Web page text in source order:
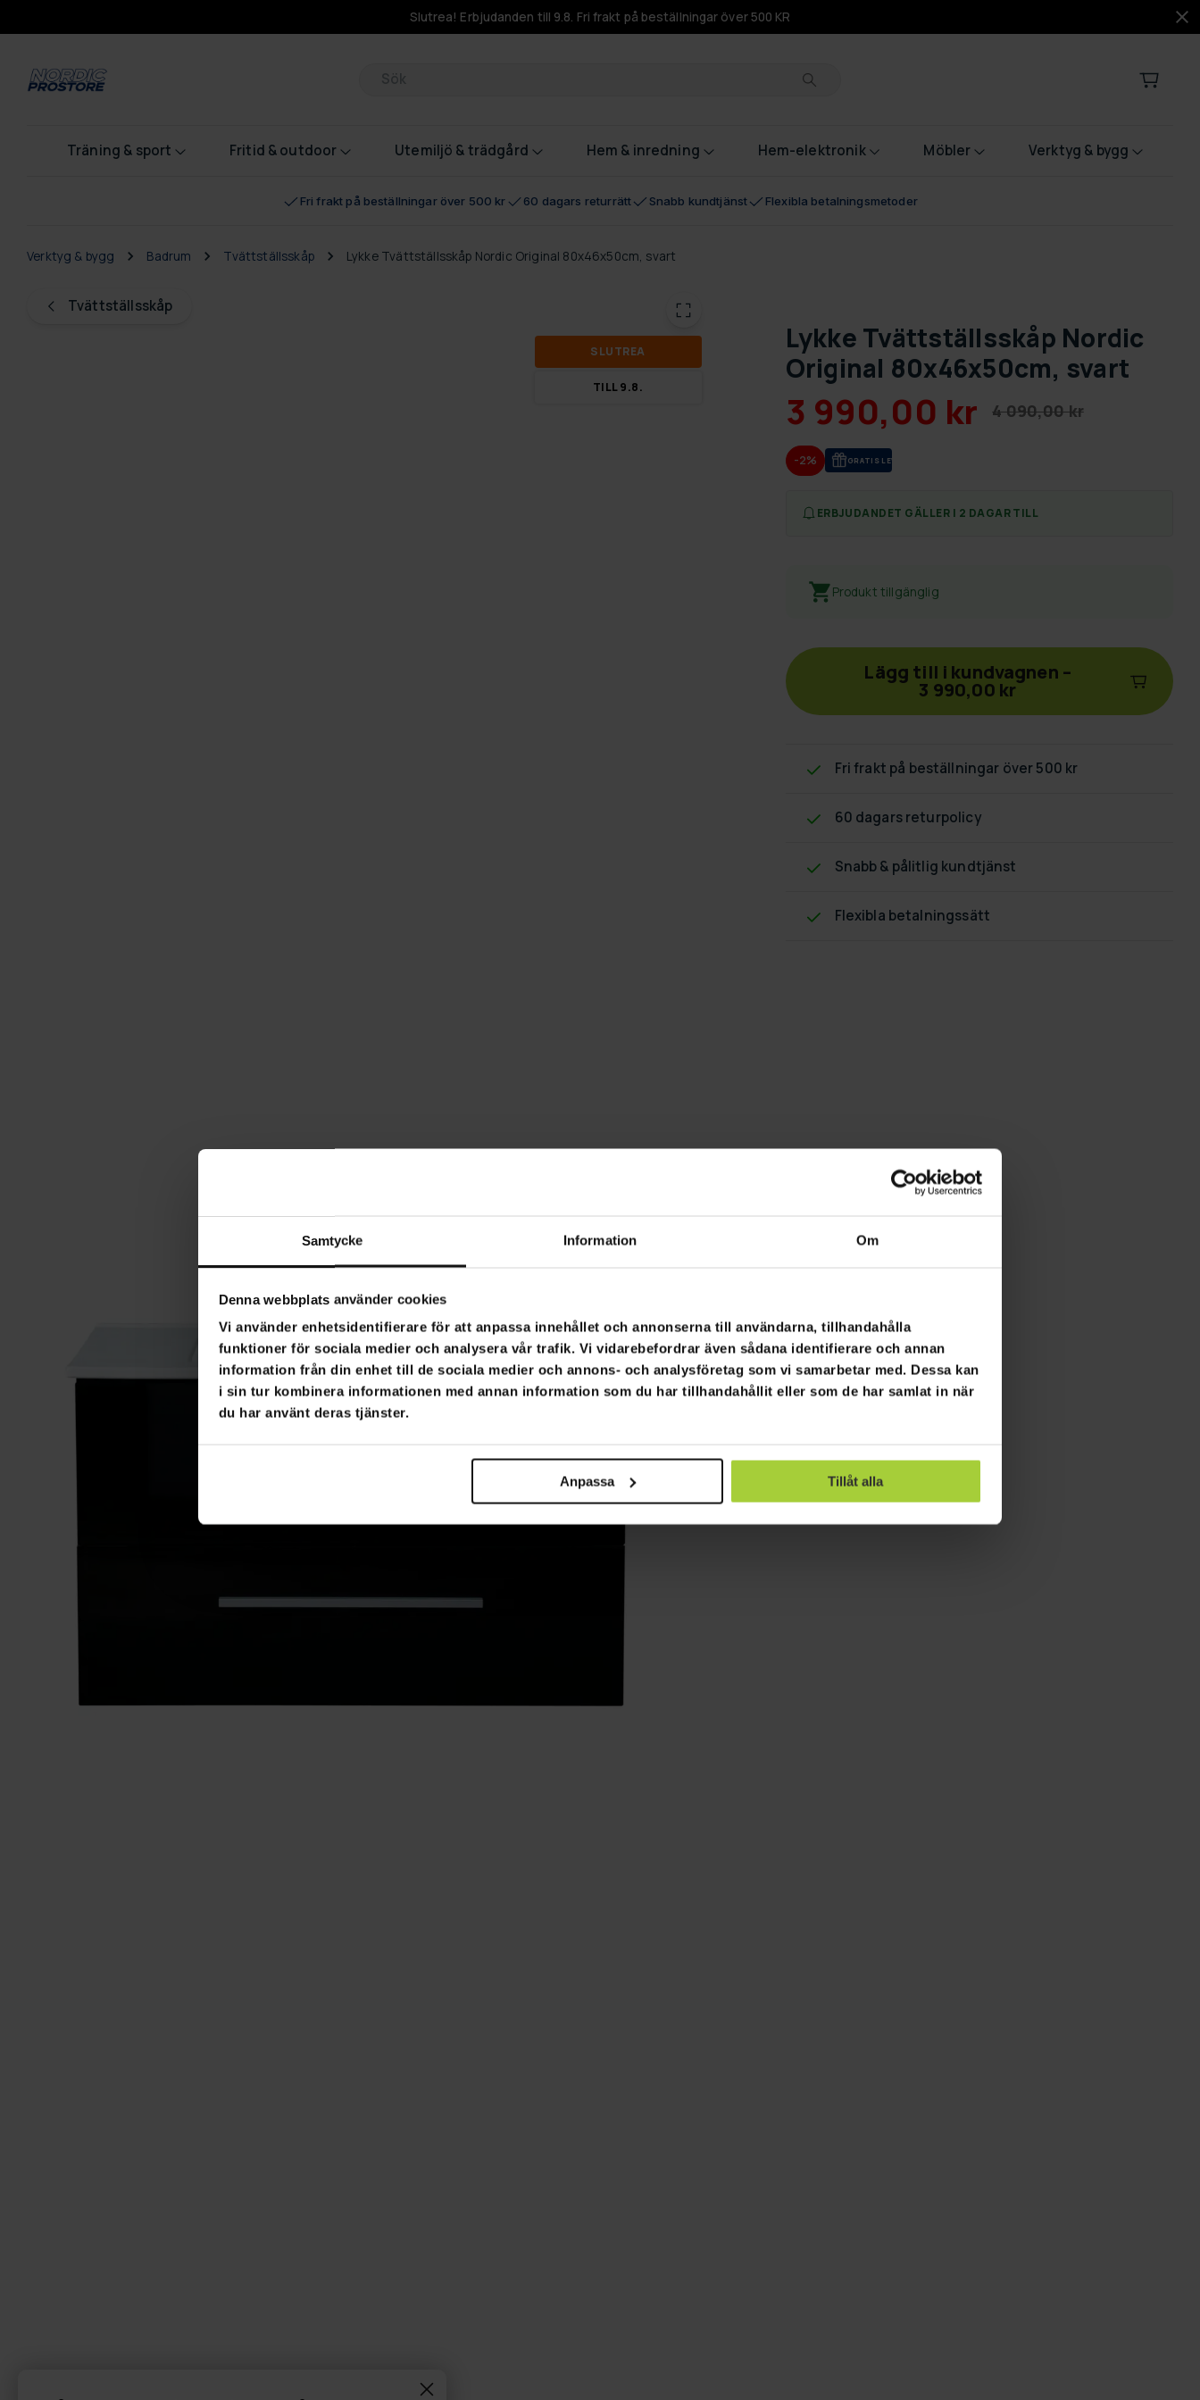
Samtycke Information Om
Denna webbplats använder cookies
Vi använder enhetsidentifierare för att anpassa innehållet och annonserna till användarna, tillhandahålla
funktioner för sociala medier och analysera vår trafik. Vi vidarebefordrar även sådana identifierare och annan
information från din enhet till de sociala medier och annons- och analysföretag som vi samarbetar med. Dessa kan
i sin tur kombinera informationen med annan information som du har tillhandahållit eller som de har samlat in när
du har använt deras tjänster.
Anpassa Tillåt alla
Slutrea! Erbjudanden till 9.8. Fri frakt på beställningar över 500 KR
Produkter
Träning & sport Fritid & outdoor Utemiljö & trädgård Hem & inredning Hem-elektronik Möbler Verktyg & bygg
Fri frakt på beställningar över 500 kr 60 dagars returrätt Snabb kundtjänst Flexibla betalningsmetoder
Tvättställsskåp
Verktyg & bygg Badrum Tvättställsskåp Lykke Tvättställsskåp Nordic Original 80x46x50cm, svart
SLUT­REA
TILL 9.8.
Lykke Tvättställsskåp Nordic
Original 80x46x50cm, svart
3 990,00 kr 4 090,00 kr
-2% GRA­TIS LE­VE­RANS
ERBJUDANDET GÄLLER I 2 DAGAR TILL
Produkt tillgänglig
Lägg till i kundvagnen –
3 990,00 kr
Fri frakt på beställningar över 500 kr
60 dagars returpolicy
Snabb & pålitlig kundtjänst
Flexibla betalningssätt